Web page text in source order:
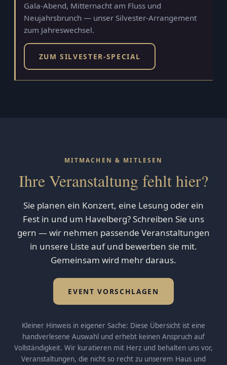
Gala-Abend, Mitternacht am Fluss und
Neujahrsbrunch — unser Silvester-Arrangement
zum Jahreswechsel.
ZUM SILVESTER-SPECIAL
MITMACHEN & MITLESEN
Ihre Veranstaltung fehlt hier?
Sie planen ein Konzert, eine Lesung oder ein
Fest in und um Havelberg? Schreiben Sie uns
gern — wir nehmen passende Veranstaltungen
in unsere Liste auf und bewerben sie mit.
Gemeinsam wird mehr daraus.
EVENT VORSCHLAGEN
Kleiner Hinweis in eigener Sache: Diese Übersicht ist eine
handverlesene Auswahl und erhebt keinen Anspruch auf
Vollständigkeit. Wir kuratieren mit Herz und behalten uns vor,
Veranstaltungen, die nicht so recht zu unserem Haus und